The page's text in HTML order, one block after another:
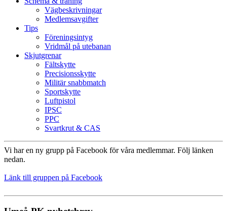
Vägbeskrivningar
Medlemsavgifter
Tips
Föreningsintyg
Vridmål på utebanan
Skjutgrenar
Fältskytte
Precisionsskytte
Militär snabbmatch
Sportskytte
Luftpistol
IPSC
PPC
Svartkrut & CAS
Vi har en ny grupp på Facebook för våra medlemmar. Följ länken
nedan.
Länk till gruppen på Facebook